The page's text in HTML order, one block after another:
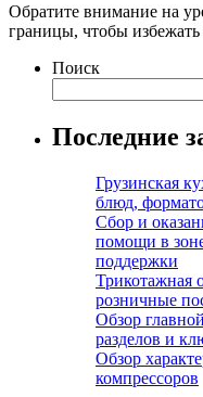
Обратите внимание на
границы, чтобы
Поиск
Последние
Грузинская
блюд,
Сбор и
помощи в
поддержки
Трикотажная
розничные
Обзор
разделов и
Обзор
компрессоров